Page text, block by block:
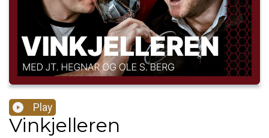
Play
Vinkjelleren